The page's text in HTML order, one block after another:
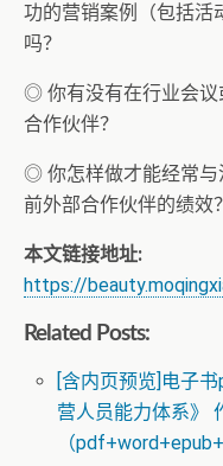
功的营销案例（包括活
吗？
◎ 你有没有在行业会议
合作伙伴？
◎ 你怎样做才能经常与
前外部合作伙伴的绩效？
本文链接地址:
https://
Related Posts:
[含内页预览]电子
营人员能力体系》
（